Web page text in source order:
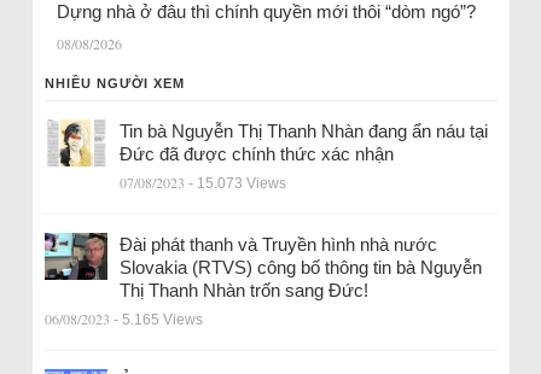
Dựng nhà ở đâu thì chính quyền mới thôi “dòm ngó”?
08/08/2026
NHIỀU NGƯỜI XEM
Tin bà Nguyễn Thị Thanh Nhàn đang ẩn náu tại
Đức đã được chính thức xác nhận
07/08/2023 - 15.073 Views
Đài phát thanh và Truyền hình nhà nước
Slovakia (RTVS) công bố thông tin bà Nguyễn
Thị Thanh Nhàn trốn sang Đức!
06/08/2023 - 5.165 Views